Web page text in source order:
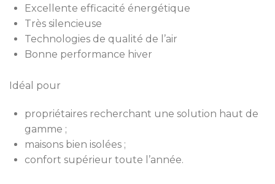
Excellente efficacité énergétique
Très silencieuse
Technologies de qualité de l’air
Bonne performance hiver
Idéal pour
propriétaires recherchant une solution haut de
gamme ;
maisons bien isolées ;
confort supérieur toute l’année.